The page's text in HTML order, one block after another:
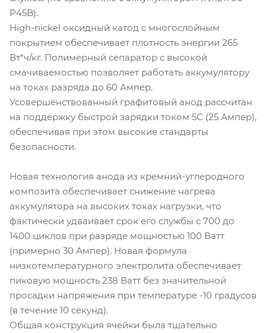
P45B).
High-nickel оксидный катод с многослойным
покрытием обеспечивает плотность энергии 265
Вт*ч/кг. Полимерный сепаратор с высокой
смачиваемостью позволяет работать аккумулятору
на токах разряда до 60 Ампер.
Усовершенствованный графитовый анод рассчитан
на поддержку быстрой зарядки током 5С (25 Ампер),
обеспечивая при этом высокие стандарты
безопасности.
Новая технология анода из кремний-углеродного
композита обеспечивает снижение нагрева
аккумулятора на высоких токах нагрузки, что
фактически удваивает срок его службы с 700 до
1400 циклов при разряде мощностью 100 Ватт
(примерно 30 Ампер). Новая формула
низкотемпературного электролита обеспечивает
пиковую мощность 238 Ватт без значительной
просадки напряжения при температуре -10 градусов
(в течение 10 секунд).
Общая конструкция ячейки была тщательно